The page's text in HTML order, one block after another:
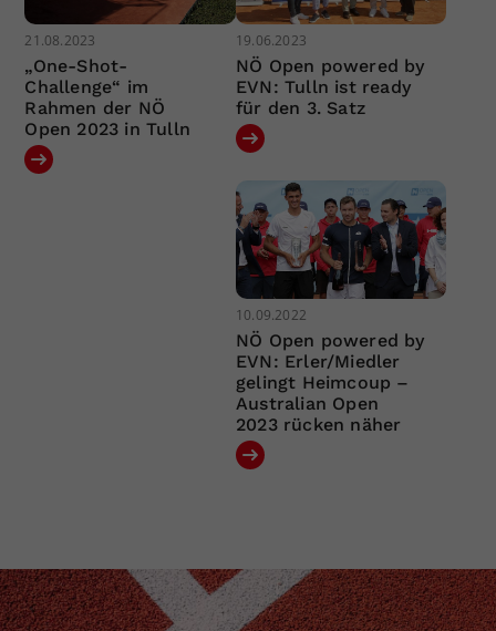
21.08.2023
„One-Shot-
Challenge“ im
Rahmen der NÖ
Open 2023 in Tulln
19.06.2023
NÖ Open powered by
EVN: Tulln ist ready
für den 3. Satz
10.09.2022
NÖ Open powered by
EVN: Erler/Miedler
gelingt Heimcoup –
Australian Open
2023 rücken näher